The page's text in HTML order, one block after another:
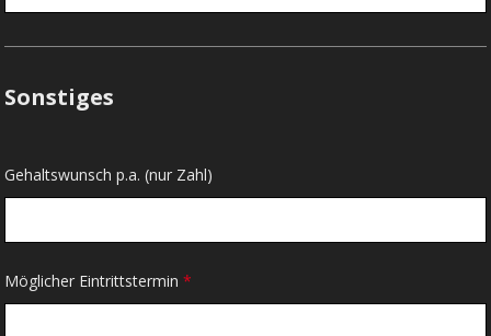
Sonstiges
Gehaltswunsch p.a. (nur Zahl)
Möglicher Eintrittstermin*